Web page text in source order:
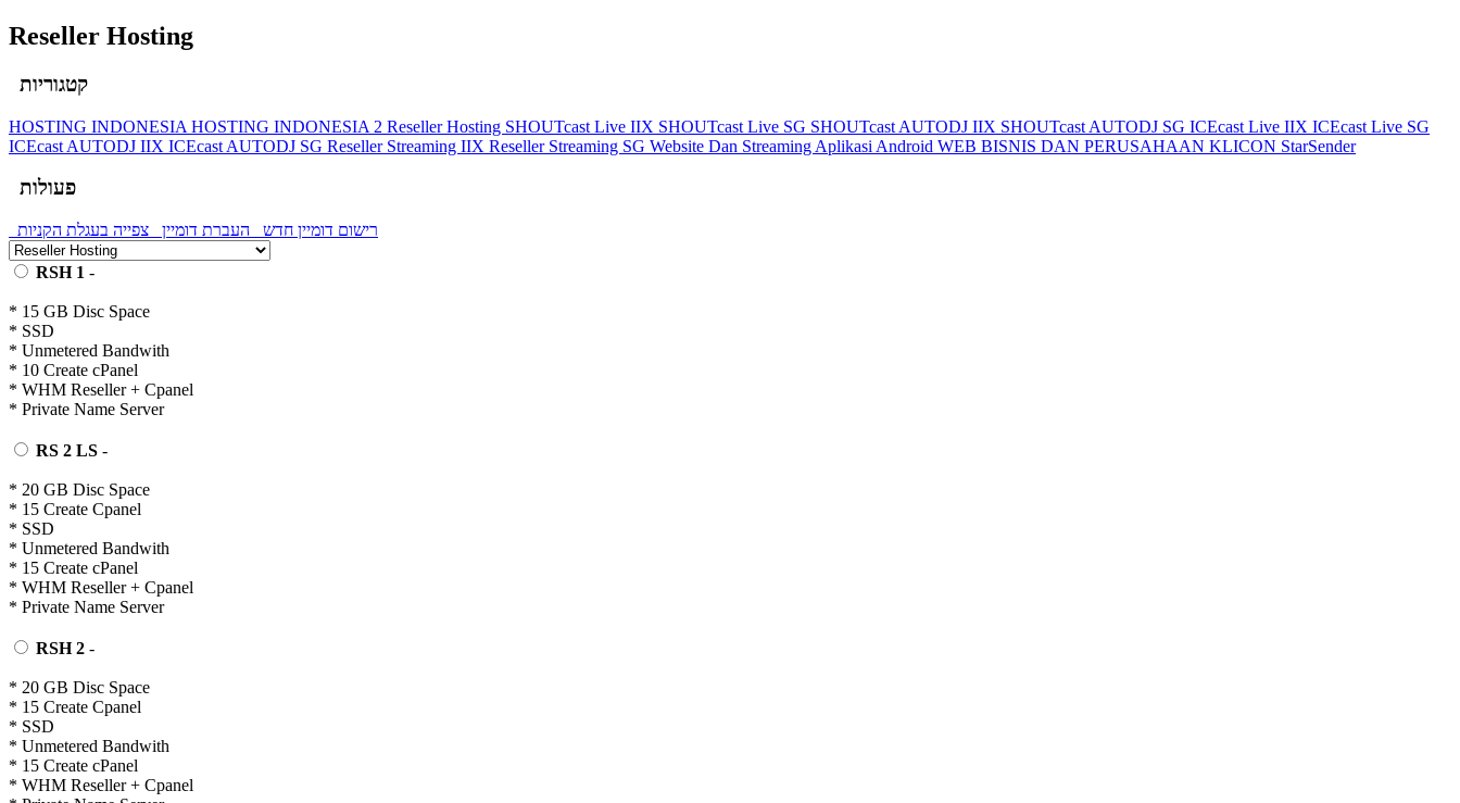
Reseller Hosting
קטגוריות
HOSTING INDONESIA HOSTING INDONESIA 2 Reseller Hosting SHOUTcast Live IIX SHOUTcast Live SG SHOUTcast AUTODJ IIX SHOUTcast AUTODJ SG ICEcast Live IIX ICEcast Live SG
ICEcast AUTODJ IIX ICEcast AUTODJ SG Reseller Streaming IIX Reseller Streaming SG Website Dan Streaming Aplikasi Android WEB BISNIS DAN PERUSAHAAN KLICON StarSender
פעולות
רישום דומיין חדש העברת דומיין צפייה בעגלת הקניות
RSH 1 -
* 15 GB Disc Space
* SSD
* Unmetered Bandwith
* 10 Create cPanel
* WHM Reseller + Cpanel
* Private Name Server
RS 2 LS -
* 20 GB Disc Space
* 15 Create Cpanel
* SSD
* Unmetered Bandwith
* 15 Create cPanel
* WHM Reseller + Cpanel
* Private Name Server
RSH 2 -
* 20 GB Disc Space
* 15 Create Cpanel
* SSD
* Unmetered Bandwith
* 15 Create cPanel
* WHM Reseller + Cpanel